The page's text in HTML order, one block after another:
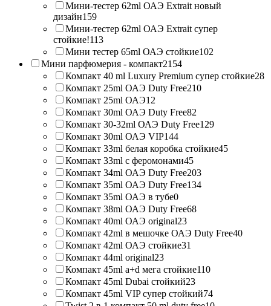
Мини-тестер 62ml ОАЭ Extrait новый
дизайн159
Мини-тестер 62ml ОАЭ Extrait супер
стойкие!113
Мини тестер 65ml ОАЭ стойкие102
Мини парфюмерия - компакт2154
Компакт 40 ml Luxury Premium супер стойкие28
Компакт 25ml ОАЭ Duty Free210
Компакт 25ml ОАЭ12
Компакт 30ml ОАЭ Duty Free82
Компакт 30-32ml ОАЭ Duty Free129
Компакт 30ml ОАЭ VIP144
Компакт 33ml белая коробка стойкие45
Компакт 33ml с феромонами45
Компакт 34ml ОАЭ Duty Free203
Компакт 35ml ОАЭ Duty Free134
Компакт 35ml ОАЭ в тубе0
Компакт 38ml ОАЭ Duty Free68
Компакт 40ml ОАЭ original23
Компакт 42ml в мешочке ОАЭ Duty Free40
Компакт 42ml ОАЭ стойкие31
Компакт 44ml original23
Компакт 45ml a+d мега стойкие110
Компакт 45ml Dubai стойкий23
Компакт 45ml VIP супер стойкий74